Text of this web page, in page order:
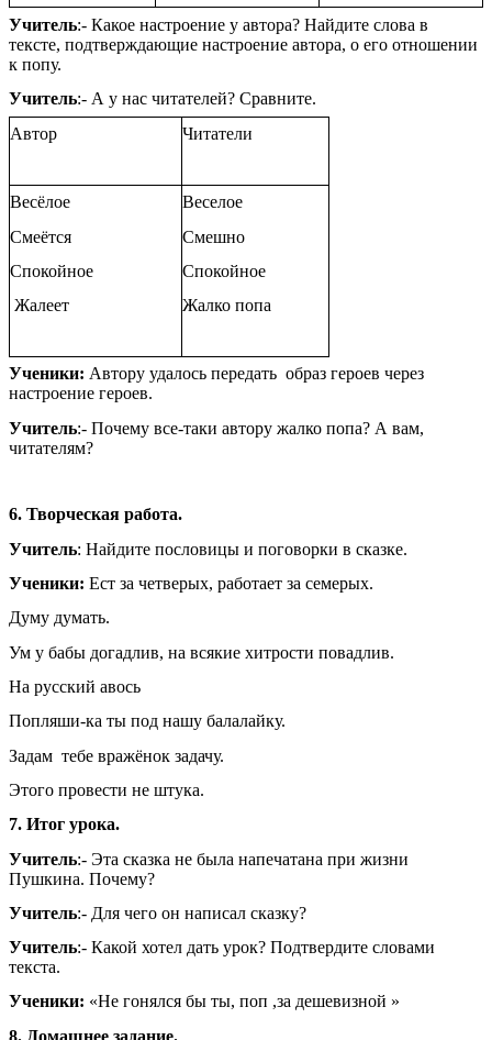
Учитель:- Какое настроение у автора? Найдите слова в
тексте, подтверждающие настроение автора, о его отношении
к попу.
Учитель:- А у нас читателей? Сравните.
Автор
Читатели
Весёлое
Смеётся
Спокойное
Жалеет
Веселое
Смешно
Спокойное
Жалко попа
Ученики: Автору удалось передать образ героев через
настроение героев.
Учитель:- Почему все-таки автору жалко попа? А вам,
читателям?
6. Творческая работа.
Учитель: Найдите пословицы и поговорки в сказке.
Ученики: Ест за четверых, работает за семерых.
Думу думать.
Ум у бабы догадлив, на всякие хитрости повадлив.
На русский авось
Попляши-ка ты под нашу балалайку.
Задам тебе вражёнок задачу.
Этого провести не штука.
7. Итог урока.
Учитель:- Эта сказка не была напечатана при жизни
Пушкина. Почему?
Учитель:- Для чего он написал сказку?
Учитель:- Какой хотел дать урок? Подтвердите словами
текста.
Ученики: «Не гонялся бы ты, поп ,за дешевизной »
8. Домашнее задание.